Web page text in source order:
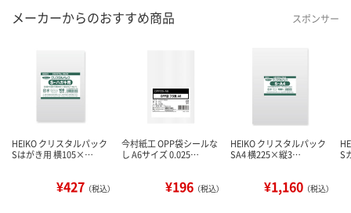
メーカーからのおすすめ商品 スポンサー
HEIKO クリスタルパック
Sはがき用 横105×…
¥427 （税込）
今村紙工 OPP袋シールな
し A6サイズ 0.025…
¥196 （税込）
HEIKO クリスタルパック
SA4 横225×縦3…
¥1,160 （税込）
S